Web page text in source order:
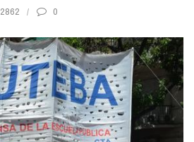
2862 0